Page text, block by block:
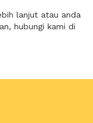
lanjut atau anda
hubungi kami di